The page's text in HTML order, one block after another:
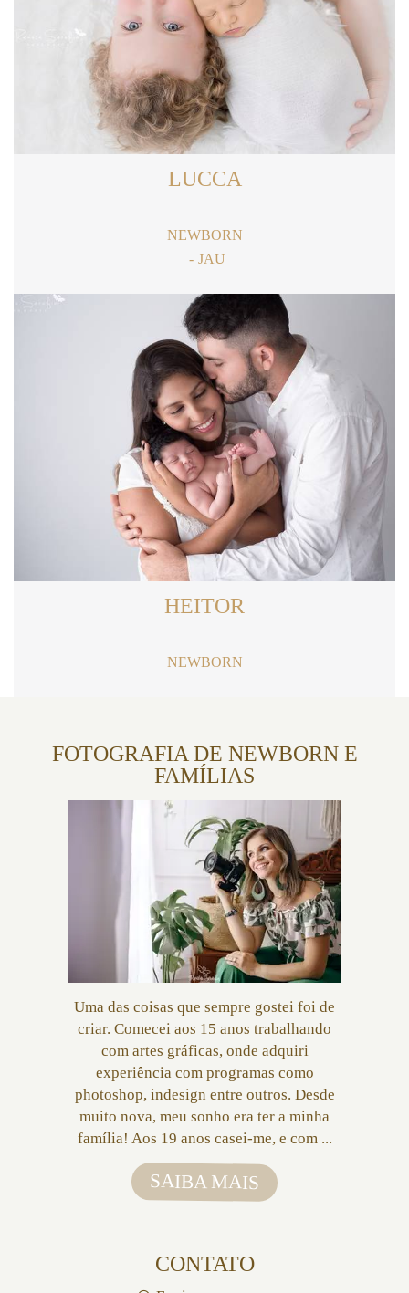
LUCCA
NEWBORN
JAU
HEITOR
NEWBORN
FOTOGRAFIA DE NEWBORN E
FAMÍLIAS
Uma das coisas que sempre gostei foi de
criar. Comecei aos 15 anos trabalhando
com artes gráficas, onde adquiri
experiência com programas como
photoshop, indesign entre outros. Desde
muito nova, meu sonho era ter a minha
família! Aos 19 anos casei-me, e com ...
SAIBA MAIS
CONTATO